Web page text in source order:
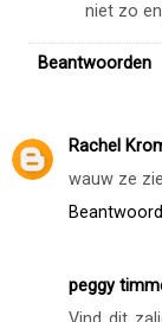
niet zo
Beantwoorden
Rachel
wauw ze
peggy